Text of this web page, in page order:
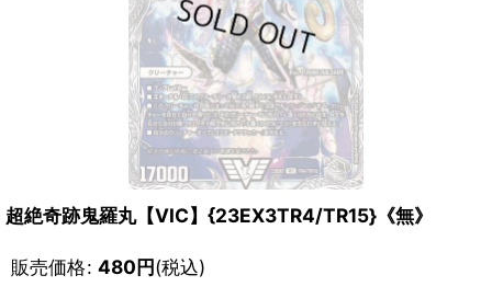
超絶奇跡鬼羅丸【VIC】{23EX3TR4/TR15}《無》
販売価格: 480円(税込)